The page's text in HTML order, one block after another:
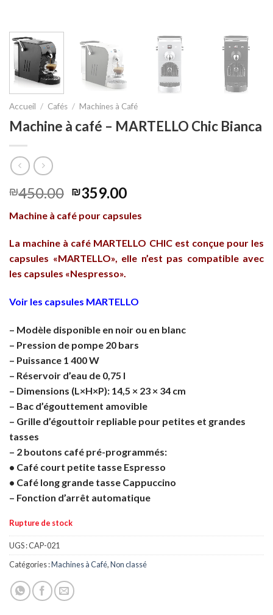
Accueil / Cafés / Machines à Café
Machine à café – MARTELLO Chic Bianca
₪450.00 ₪359.00
Machine à café pour capsules
La machine à café MARTELLO CHIC est conçue pour les
capsules «MARTELLO», elle n’est pas compatible avec
les capsules «Nespresso».
Voir les capsules MARTELLO
– Modèle disponible en noir ou en blanc
– Pression de pompe 20 bars
– Puissance 1 400 W
– Réservoir d’eau de 0,75 l
– Dimensions (L×H×P): 14,5 × 23 × 34 cm
– Bac d’égouttement amovible
– Grille d’égouttoir repliable pour petites et grandes
tasses
– 2 boutons café pré-programmés:
• Café court petite tasse Espresso
• Café long grande tasse Cappuccino
– Fonction d’arrêt automatique
Rupture de stock
UGS :CAP-021
Catégories :Machines à Café,Non classé